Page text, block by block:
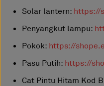
Solar lantern: https://
Penyangkut lampu:
Pokok: https://
Pasu Putih: https://
Cat Pintu Hitam Kod